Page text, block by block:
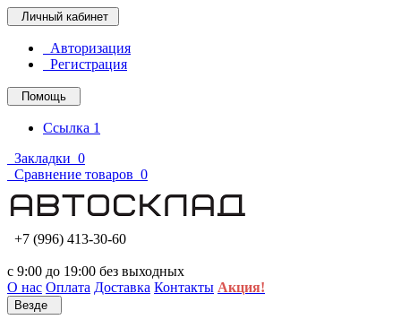
Личный кабинет
Авторизация
Регистрация
Помощь
Ссылка 1
Закладки 0
Сравнение товаров 0
+7 (996) 413-30-60
с 9:00 до 19:00 без выходных
О нас Оплата Доставка Контакты Акция!
Везде